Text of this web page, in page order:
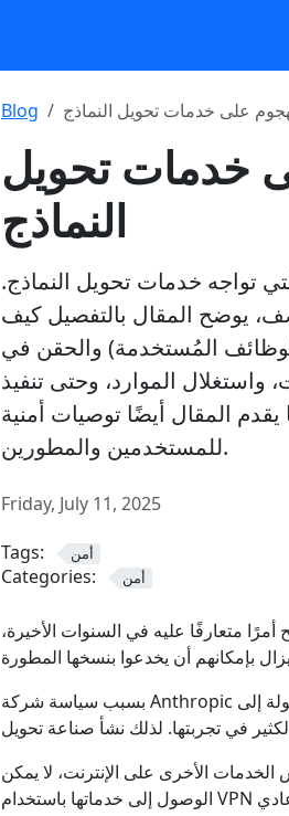
Blog على خدمات تحويل النماذج
خدمات تحويل
النماذج
تواجه خدمات تحويل النماذج.
يوضح المقال بالتفصيل كيف
المُستخدمة) والحقن في
واستغلال الموارد، وحتى تنفيذ
المقال أيضًا توصيات أمنية
للمستخدمين والمطورين.
Friday, July 11, 2025
Tags:
أمن
Categories: أمن
أمرًا متعارفًا عليه في السنوات الأخيرة،
بسبب سياسة شركة Anthropic للشركات، لا يستطيع المستخدمون في الصين الوصول بسهولة إلى
الأخرى على الإنترنت، لا يمكن